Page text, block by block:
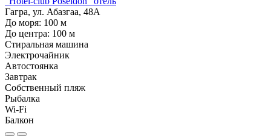
Гагра, ул. Абазгаа, 48А
До моря: 100 м
До центра: 100 м
Стиральная машина
Электрочайник
Автостоянка
Завтрак
Собственный пляж
Рыбалка
Wi-Fi
Балкон